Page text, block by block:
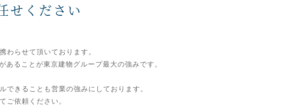
せください
わらせて頂いております。
ることが東京建物グループ最大の強みです。
きることも営業の強みにしております。
ご依頼ください。